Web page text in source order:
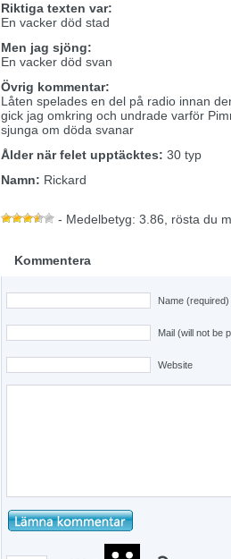
Riktiga texten var:
En vacker död stad
Men jag sjöng:
En vacker död svan
Övrig kommentar:
Låten spelades en del på radio innan
gick jag omkring och undrade varför
sjunga om döda svanar
Ålder när felet upptäcktes: 30 typ
Namn: Rickard
- Medelbetyg: 3.86, rösta du
Kommentera
Name (required)
Mail (will not be
Website